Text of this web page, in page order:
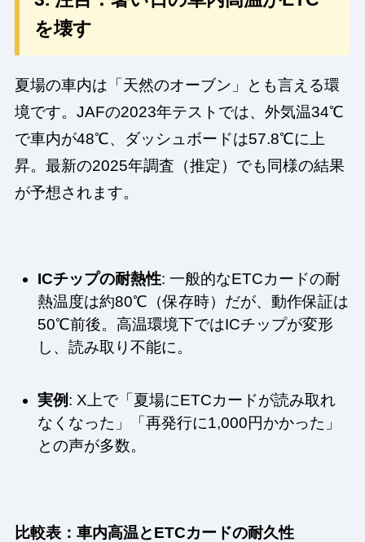
を壊す
夏場の車内は「天然のオーブン」とも言える環
境です。JAFの2023年テストでは、外気温34℃
で車内が48℃、ダッシュボードは57.8℃に上
昇。最新の2025年調査（推定）でも同様の結果
が予想されます。
ICチップの耐熱性: 一般的なETCカードの耐
熱温度は約80℃（保存時）だが、動作保証は
50℃前後。高温環境下ではICチップが変形
し、読み取り不能に。
実例: X上で「夏場にETCカードが読み取れ
なくなった」「再発行に1,000円かかった」
との声が多数。
比較表：車内高温とETCカードの耐久性